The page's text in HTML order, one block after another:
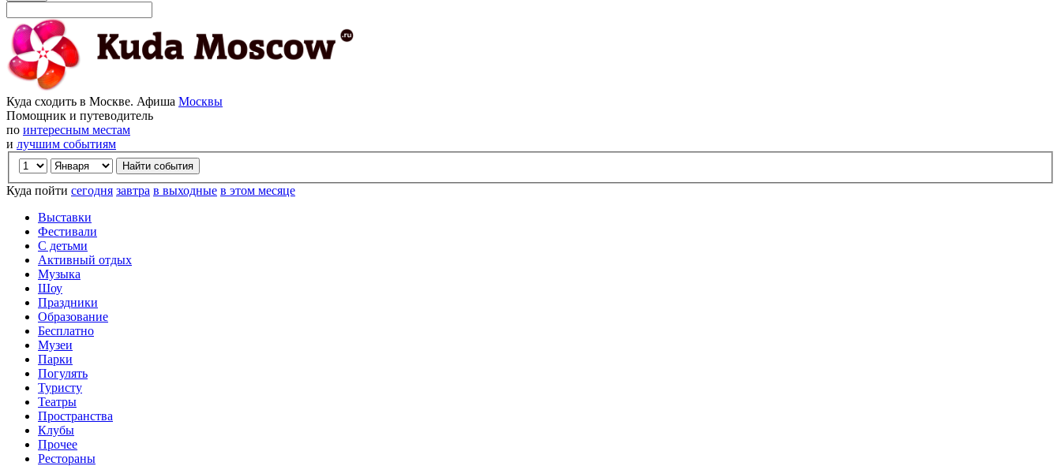
Куда сходить в Москве. Афиша Москвы
Помощник и путеводитель
по интересным местам
и лучшим событиям
Куда пойти сегодня завтра в выходные в этом месяце
Выставки
Фестивали
С детьми
Активный отдых
Музыка
Шоу
Праздники
Образование
Бесплатно
Музеи
Парки
Погулять
Туристу
Театры
Пространства
Клубы
Прочее
Рестораны